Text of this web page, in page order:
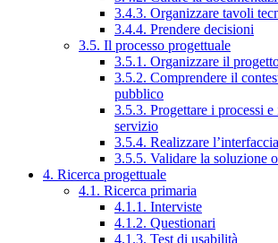
3.4.3. Organizzare tavoli
3.4.4. Prendere decisioni
3.5. Il processo progettuale
3.5.1. Organizzare il
3.5.2. Comprendere il
pubblico
3.5.3. Progettare i processi e
servizio
3.5.4. Realizzare
3.5.5. Validare la soluzione
4. Ricerca progettuale
4.1. Ricerca primaria
4.1.1. Interviste
4.1.2. Questionari
4.1.3. Test di usabilità